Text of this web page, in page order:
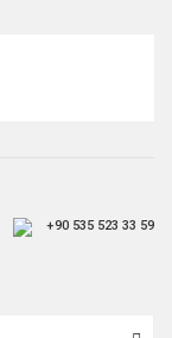
+90 535 523 33 59